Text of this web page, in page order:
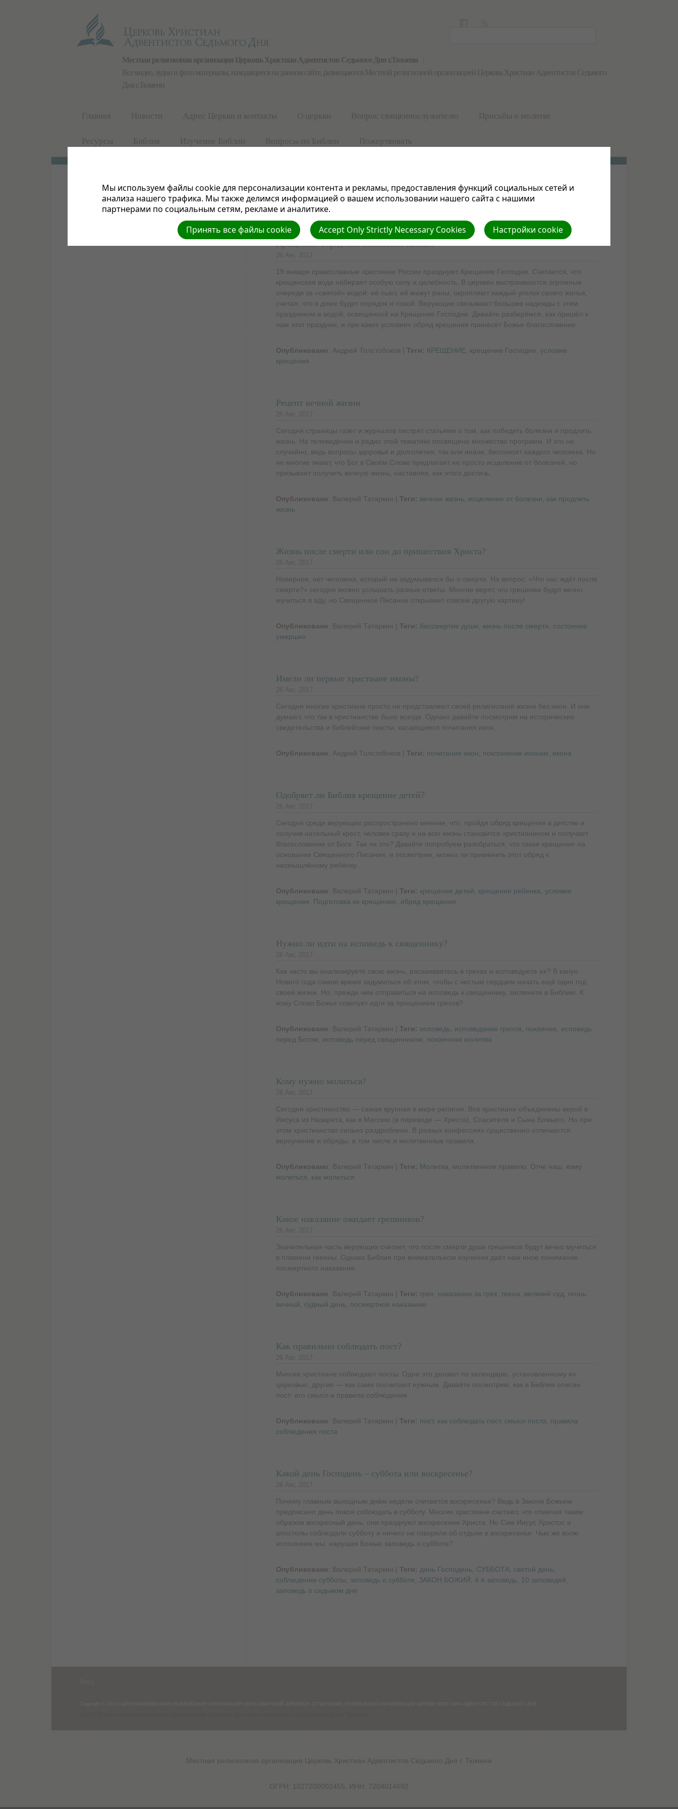
Местная религиозная организация Церковь Христиан Адвентистов Седьмого Дня г.Тюмени
Все видео, аудио и фото материалы, находящиеся на данном сайте, размещаются Местной религиозной организацией Церковь Христиан Адвентистов Седьмого
Дня г.Тюмени
Главная Новости Адрес Церкви и контакты О церкви Вопрос священнослужителю Просьбы о молитве
Ресурсы Библия Изучение Библии Вопросы по Библии Пожертвовать
Вопросы по Библии
Крещение: обряд или изменение жизни?
19 января православные христиане России празднуют Крещение Господне. Считается, что
крещенская вода набирает особую силу и целебность. В церквях выстраиваются огромные
очереди за «святой» водой: её пьют, ей мажут раны, окропляют каждый уголок своего жилья,
считая, что в доме будет порядок и покой. Верующие связывают большие надежды с этим
праздником и водой, освящённой на Крещение Господне. Давайте разберёмся, как пришёл к
нам этот праздник, и при каких условиях обряд крещения принесёт Божье благословение.
Опубликовано : Андрей Толстобоков Теги: КРЕЩЕНИЕ крещение Господне условие
крещения
Рецепт вечной жизни
Сегодня страницы газет и журналов пестрят статьями о том, как победить болезни и продлить
жизнь. На телевидении и радио этой тематике посвящено множество программ. И это не
случайно, ведь вопросы здоровья и долголетия, так или иначе, беспокоят каждого человека. Но
не многие знают, что Бог в Своём Слове предлагает не просто исцеление от болезней, но
призывает получить вечную жизнь, наставляя, как этого достичь.
Опубликовано : Валерий Татаркин Теги: вечная жизнь, исцеление от болезни
как продлить
жизнь
Жизнь после смерти или сон до пришествия Христа?
Наверное, нет человека, который не задумывался бы о смерти. На вопрос: «Что нас ждёт после
смерти?» сегодня можно услышать разные ответы. Многие верят, что грешники будут вечно
мучиться в аду, но Священное Писание открывает совсем другую картину!
Опубликовано : Валерий Татаркин Теги: бессмертие души жизнь после смерти
состояние
умерших
Имели ли первые христиане иконы?
Сегодня многие христиане просто не представляют своей религиозной жизни без икон. И они
думают, что так в христианстве было всегда. Однако давайте посмотрим на исторические
свидетельства и библейские тексты, касающиеся почитания икон.
Опубликовано : Андрей Толстобоков Теги: почитание икон поклонение иконам икона
Одобряет ли Библия крещение детей?
Сегодня среди верующих распространено мнение, что, пройдя обряд крещения в детстве и
получив нательный крест, человек сразу и на всю жизнь становится христианином и получает
благословение от Бога. Так ли это? Давайте попробуем разобраться, что такое крещение на
основании Священного Писания, и посмотрим, можно ли применить этот обряд к
несмышлёному ребёнку.
Опубликовано : Валерий Татаркин Теги: крещение детей крещение ребенка условия
крещения
Подготовка ко крещению обряд крещения
Нужно ли идти на исповедь к священнику?
Как часто вы анализируете свою жизнь, раскаиваетесь в грехах и исповедуете их? В канун
Нового года самое время задуматься об этом, чтобы с чистым сердцем начать ещё один год
своей жизни. Но, прежде чем отправиться на исповедь к священнику, загляните в Библию. К
кому Слово Божье советует идти за прощением грехов?
Опубликовано : Валерий Татаркин Теги: исповедь, исповедание грехов, покаяние
исповедь
перед Богом
исповедь перед священником покаянная молитва
Кому нужно молиться?
Сегодня христианство — самая крупная в мире религия. Все христиане объединены верой в
Иисуса из Назарета, как в Мессию (в переводе — Христа), Спасителя и Сына Божьего. Но при
этом христианство сильно раздроблено. В разных конфессиях существенно отличаются
вероучение и обряды, в том числе и молитвенные правила.
Опубликовано : Валерий Татаркин Теги: Молитва молитвенное правило Отче наш
кому
молиться
как молиться
Какое наказание ожидает грешников?
Значительная часть верующих считает, что после смерти души грешников будут вечно мучиться
в пламени геенны. Однако Библия при внимательном изучении даёт нам иное понимание
посмертного наказания.
Опубликовано : Валерий Татаркин Теги: грех наказание за грех геена великий суд
огонь
вечный
судный день, посмертное наказание
Как правильно соблюдать пост?
Многие христиане соблюдают посты. Одни это делают по календарю, установленному их
церковью, другие — как сами посчитают нужным. Давайте посмотрим, как в Библии описан
пост: его смысл и правила соблюдения.
Опубликовано : Валерий Татаркин Теги: пост, как соблюдать пост, смысл поста
правила
соблюдения поста
Какой день Господень – суббота или воскресенье?
Почему главным выходным днём недели считается воскресенье? Ведь в Законе Божьем
предписано день покоя соблюдать в субботу. Многие христиане считают, что отмечая таким
образом воскресный день, они празднуют воскресение Христа. Но Сам Иисус Христос и
апостолы соблюдали субботу и ничего не говорили об отдыхе в воскресенье. Чью же волю
исполняем мы, нарушая Божью заповедь о субботе?
Опубликовано : Валерий Татаркин Теги: день Господень, СУББОТА, святой день,
соблюдение субботы
заповедь о субботе ЗАКОН БОЖИЙ 4 я заповедь, 10 заповедей
заповедь о седьмом дне
Местная религиозная организация Церковь Христиан Адвентистов Седьмого Дня г. Тюмени
ОГРН: 1027200002455, ИНН: 7204014692
Мы используем файлы cookie для персонализации контента и рекламы, предоставления функций социальных сетей и
анализа нашего трафика. Мы также делимся информацией о вашем использовании нашего сайта с нашими
партнерами по социальным сетям, рекламе и аналитике.
Настройки cookie
Accept Only Strictly Necessary Cookies
Принять все файлы cookie